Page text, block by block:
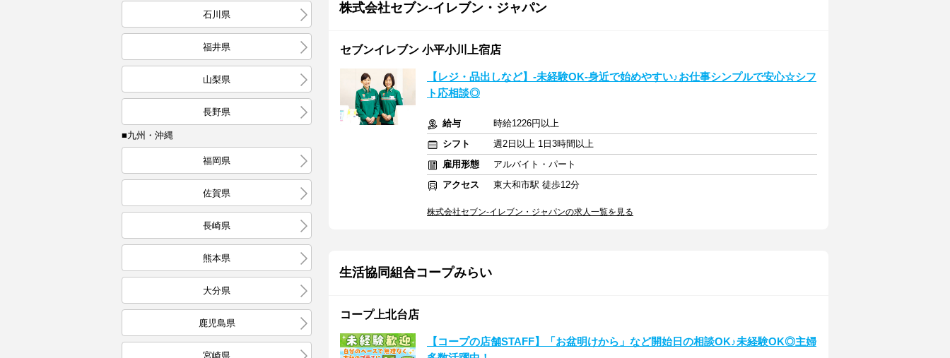
石川県
福井県
山梨県
長野県
■九州・沖縄
福岡県
佐賀県
長崎県
熊本県
大分県
鹿児島県
宮崎県
株式会社セブン-イレブン・ジャパン
セブンイレブン 小平小川上宿店
【レジ・品出しなど】-未経験OK-身近で始めやすい♪お仕事シンプルで安心☆シフ
ト応相談◎
給与
時給1226円以上
シフト
週2日以上 1日3時間以上
雇用形態
アルバイト・パート
アクセス
東大和市駅 徒歩12分
株式会社セブン-イレブン・ジャパンの求人一覧を見る
生活協同組合コープみらい
コープ上北台店
【コープの店舗STAFF】「お盆明けから」など開始日の相談OK♪未経験OK◎主婦